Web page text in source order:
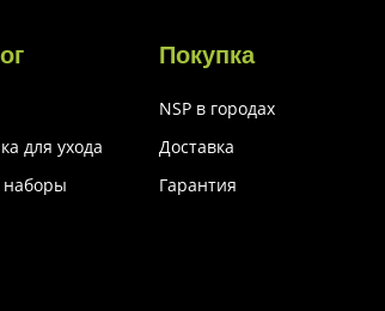
для ухода
наборы
Покупка
NSP в городах
Доставка
Гарантия